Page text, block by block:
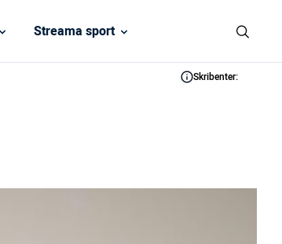
Streama sport
Skribenter: